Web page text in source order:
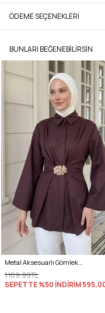
ÖDEME SEÇENEKLERI
BUNLARI BEĞENEBILIRSIN
Metal Aksesuarlı Gömlek Y0142 - MÜRDÜM
1.189,99TL
SEPETTE %50 İNDİRİM